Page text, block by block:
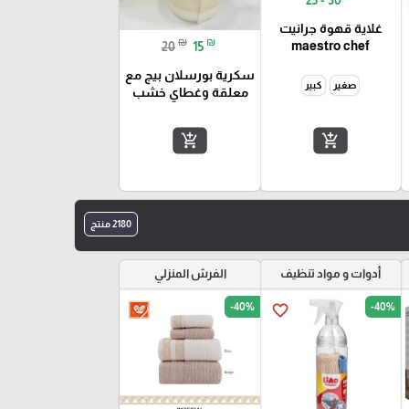
غلاية قهوة جرانيت
maestro chef
صغير كبير
add_shopping_cart
20 ₪ 15 ₪
سكرية بورسلان بيج مع
معلقة وغطاي خشب
add_shopping_cart
2180 منتج
أدوات و مواد تنظيف
favorite_border -40%
الفرش المنزلي
favorite_border -40%